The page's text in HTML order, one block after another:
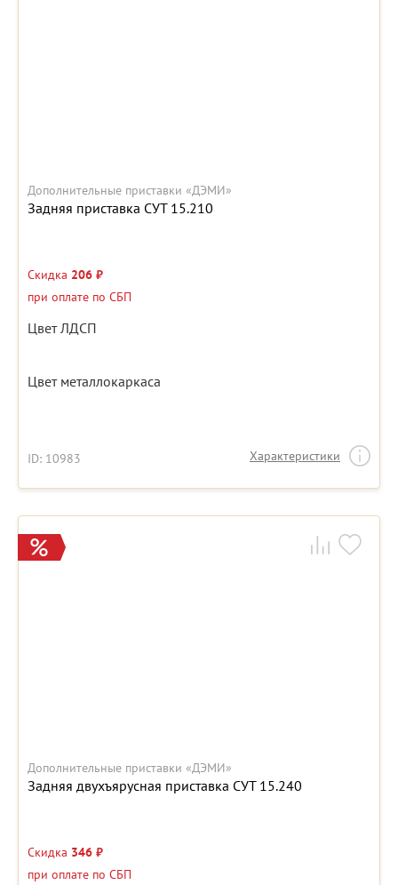
Дополнительные приставки «ДЭМИ»
Задняя приставка СУТ 15.210
Скидка 206 ₽
при оплате по СБП
Цвет ЛДСП
Цвет металлокаркаса
ID: 10983 Характеристики
Дополнительные приставки «ДЭМИ»
Задняя двухъярусная приставка СУТ 15.240
Скидка 346 ₽
при оплате по СБП